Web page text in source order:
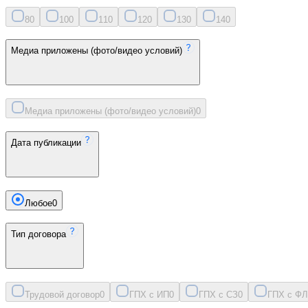
80 100 11 0 120 130 140
Медиа приложены (фото/видео условий)
Медиа приложены (фото/видео условий)0
Дата публикации
Любое0
Тип договора
Трудовой договор0 ГПХ с ИП0 ГПХ с СЗ0 ГПХ с ФЛ